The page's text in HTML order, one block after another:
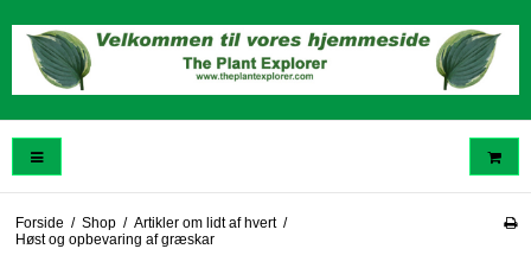
Forside / Shop / Artikler om lidt af hvert /
Høst og opbevaring af græskar